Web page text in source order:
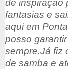
de inspiração
fantasias e
aqui em
posso
sempre.Já fiz
de samba e